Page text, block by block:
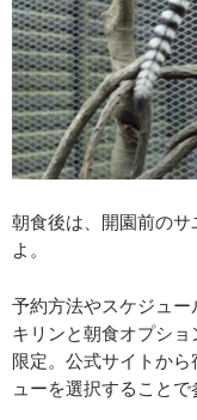
朝食後は、開園前の
よ。
予約方法やスケジュー
キリンと朝食オプシ
限定。公式サイトか
ューを選択することで